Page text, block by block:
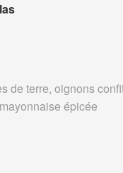
de terre, oignons
épicée